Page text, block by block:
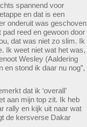
spannend voor
en dat is een
onderuit was geschoven
reed en gewoon door
dat was niet zo slim. Ik
Ik weet niet wat het was,
Wesley (Aaldering
stond ik daar nu nog”,
dat ik ‘overall’
aan mijn top zit. Ik heb
rally en kijk uit naar wat
de kersverse Dakar